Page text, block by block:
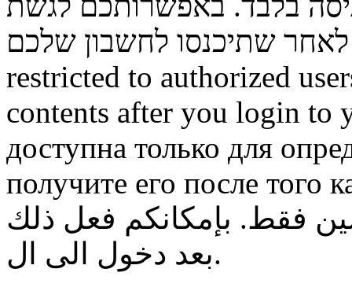
restricted to authorized
contents after you login to
доступна только для
получите его после того
فقط. بإمكانكم فعل ذلك
بعد دخول الى ال.